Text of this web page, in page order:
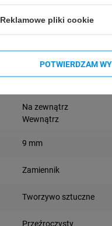
Na zewnątrz
Wewnątrz
9 mm
Zamiennik
Tworzywo sztuczne
Przeźroczysty
Reklamowe pliki cookie
POTWIERDZAM